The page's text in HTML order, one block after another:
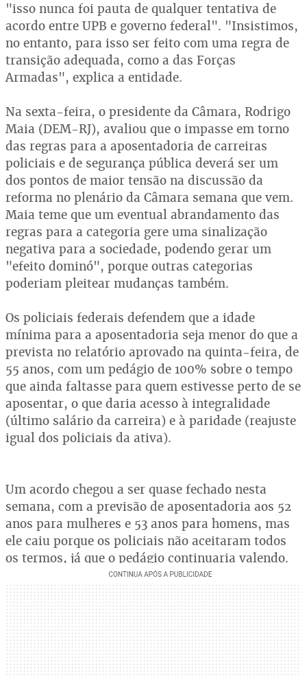
"isso nunca foi pauta de qualquer tentativa de
acordo entre UPB e governo federal". "Insistimos,
no entanto, para isso ser feito com uma regra de
transição adequada, como a das Forças
Armadas", explica a entidade.
Na sexta-feira, o presidente da Câmara, Rodrigo
Maia (DEM-RJ), avaliou que o impasse em torno
das regras para a aposentadoria de carreiras
policiais e de segurança pública deverá ser um
dos pontos de maior tensão na discussão da
reforma no plenário da Câmara semana que vem.
Maia teme que um eventual abrandamento das
regras para a categoria gere uma sinalização
negativa para a sociedade, podendo gerar um
"efeito dominó", porque outras categorias
poderiam pleitear mudanças também.
Os policiais federais defendem que a idade
mínima para a aposentadoria seja menor do que a
prevista no relatório aprovado na quinta-feira, de
55 anos, com um pedágio de 100% sobre o tempo
que ainda faltasse para quem estivesse perto de se
aposentar, o que daria acesso à integralidade
(último salário da carreira) e à paridade (reajuste
igual dos policiais da ativa).
Um acordo chegou a ser quase fechado nesta
semana, com a previsão de aposentadoria aos 52
anos para mulheres e 53 anos para homens, mas
ele caiu porque os policiais não aceitaram todos
os termos, já que o pedágio continuaria valendo.